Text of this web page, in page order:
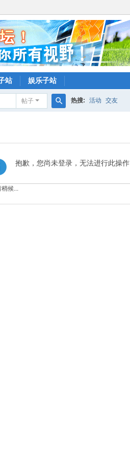
站 娱乐子站
帖子 热搜: 活动 交友
抱歉，您尚未登录，无法进行此操作
稍候...